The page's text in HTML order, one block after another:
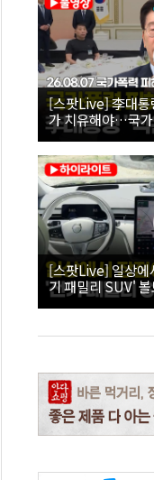
[스팟Live] 李대통
가 치유해야…국
26.08.07 국가폭
[스팟Live] 일상에
기 패밀리 SUV'